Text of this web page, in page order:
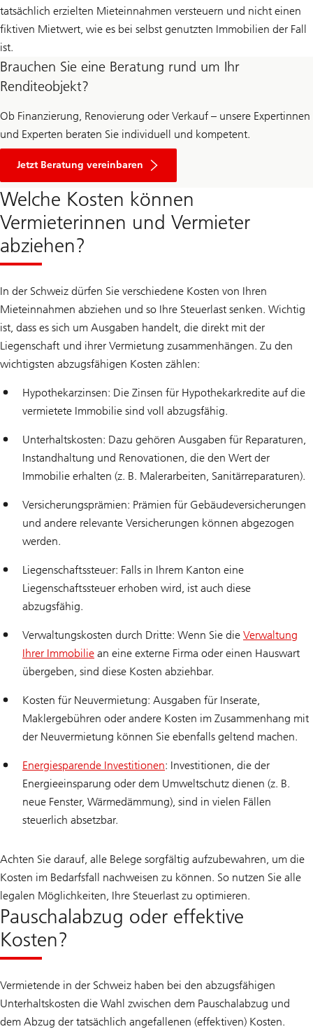
tatsächlich erzielten Mieteinnahmen versteuern und nicht einen
fiktiven Mietwert, wie es bei selbst genutzten Immobilien der Fall
ist.
Brauchen Sie eine Beratung rund um Ihr
Renditeobjekt?
Ob Finanzierung, Renovierung oder Verkauf – unsere Expertinnen
und Experten beraten Sie individuell und kompetent.
Jetzt Beratung vereinbaren
Welche Kosten können
Vermieterinnen und Vermieter
abziehen?
In der Schweiz dürfen Sie verschiedene Kosten von Ihren
Mieteinnahmen abziehen und so Ihre Steuerlast senken. Wichtig
ist, dass es sich um Ausgaben handelt, die direkt mit der
Liegenschaft und ihrer Vermietung zusammenhängen. Zu den
wichtigsten abzugsfähigen Kosten zählen:
Hypothekarzinsen: Die Zinsen für Hypothekarkredite auf die
vermietete Immobilie sind voll abzugsfähig.
Unterhaltskosten: Dazu gehören Ausgaben für Reparaturen,
Instandhaltung und Renovationen, die den Wert der
Immobilie erhalten (z. B. Malerarbeiten, Sanitärreparaturen).
Versicherungsprämien: Prämien für Gebäudeversicherungen
und andere relevante Versicherungen können abgezogen
werden.
Liegenschaftssteuer: Falls in Ihrem Kanton eine
Liegenschaftssteuer erhoben wird, ist auch diese
abzugsfähig.
Verwaltungskosten durch Dritte: Wenn Sie die Verwaltung
Ihrer Immobilie an eine externe Firma oder einen Hauswart
übergeben, sind diese Kosten abziehbar.
Kosten für Neuvermietung: Ausgaben für Inserate,
Maklergebühren oder andere Kosten im Zusammenhang mit
der Neuvermietung können Sie ebenfalls geltend machen.
Energiesparende Investitionen: Investitionen, die der
Energieeinsparung oder dem Umweltschutz dienen (z. B.
neue Fenster, Wärmedämmung), sind in vielen Fällen
steuerlich absetzbar.
Achten Sie darauf, alle Belege sorgfältig aufzubewahren, um die
Kosten im Bedarfsfall nachweisen zu können. So nutzen Sie alle
legalen Möglichkeiten, Ihre Steuerlast zu optimieren.
Pauschalabzug oder effektive
Kosten?
Vermietende in der Schweiz haben bei den abzugsfähigen
Unterhaltskosten die Wahl zwischen dem Pauschalabzug und
dem Abzug der tatsächlich angefallenen (effektiven) Kosten.